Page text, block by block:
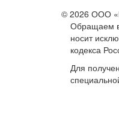
© 2026 ООО
Обращаем
носит
кодекса
Для